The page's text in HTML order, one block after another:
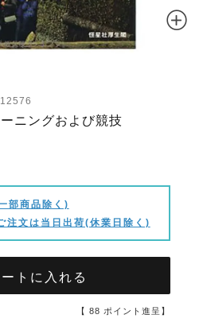
ニングおよび競技
部商品除く)
注文は当日出荷(休業日除く)
ートに入れる
【 88 ポイント進呈】